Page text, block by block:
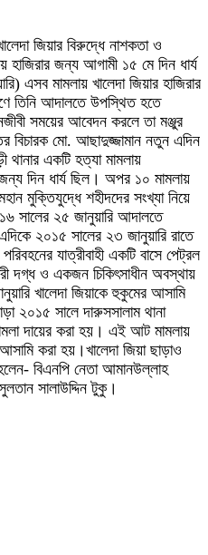
জিয়ার বিরুদ্ধে নাশকতা ও
হাজিরার জন্য আগামী ১৫ মে দিন ধার্য
এসব মামলায় খালেদা জিয়ার হাজিরার
তিনি আদালতে উপস্থিত হতে
সময়ের আবেদন করলে তা মঞ্জুর
বিচারক মো. আছাদুজ্জামান নতুন এদিন
থানার একটি হত্যা মামলায়
দিন ধার্য ছিল। অপর ১০ মামলায়
মুক্তিযুদ্ধে শহীদদের সংখ্যা নিয়ে
সালের ২৫ জানুয়ারি আদালতে
২০১৫ সালের ২৩ জানুয়ারি রাতে
যাত্রীবাহী একটি বাসে পেট্রল
দগ্ধ ও একজন চিকিৎসাধীন অবস্থায়
খালেদা জিয়াকে হুকুমের আসামি
২০১৫ সালে দারুসসালাম থানা
দায়ের করা হয়। এই আট মামলায়
করা হয়।খালেদা জিয়া ছাড়াও
বিএনপি নেতা আমানউল্লাহ
সালাউদ্দিন টুকু।